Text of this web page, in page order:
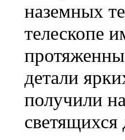
наземных
телескопе
детали
получили